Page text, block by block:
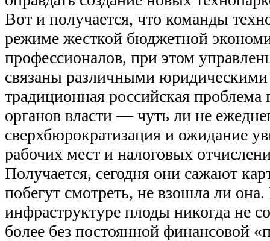
Вот и получается, что команды
режиме жесткой бюджетной
профессионалов, при этом
связаны различными
традиционная российская проблема
органов власти — чуть ли не
сверхбюрократизация и ожидание
рабочих мест и налоговых
Получается, сегодня они сажают
побегут смотреть, не взошла ли
инфраструктуре плоды никогда не
более без постоянной финансовой